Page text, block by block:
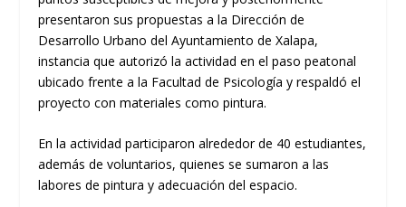
presentaron sus propuestas a la Dirección de
Desarrollo Urbano del Ayuntamiento de Xalapa,
instancia que autorizó la actividad en el paso peatonal
ubicado frente a la Facultad de Psicología y respaldó el
proyecto con materiales como pintura.
En la actividad participaron alrededor de 40 estudiantes,
además de voluntarios, quienes se sumaron a las
labores de pintura y adecuación del espacio.